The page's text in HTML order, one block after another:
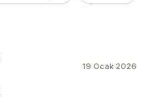
19 Ocak 2026